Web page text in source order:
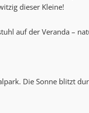
dieser Kleine!
auf der Veranda –
Die Sonne blitzt